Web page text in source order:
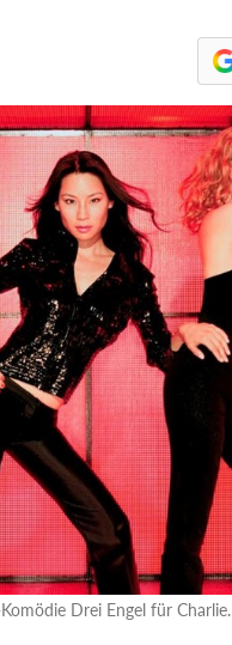
Drei Engel für Charlie.